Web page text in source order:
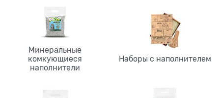
Минеральные
комкующиеся
наполнители
Наборы с наполнителем